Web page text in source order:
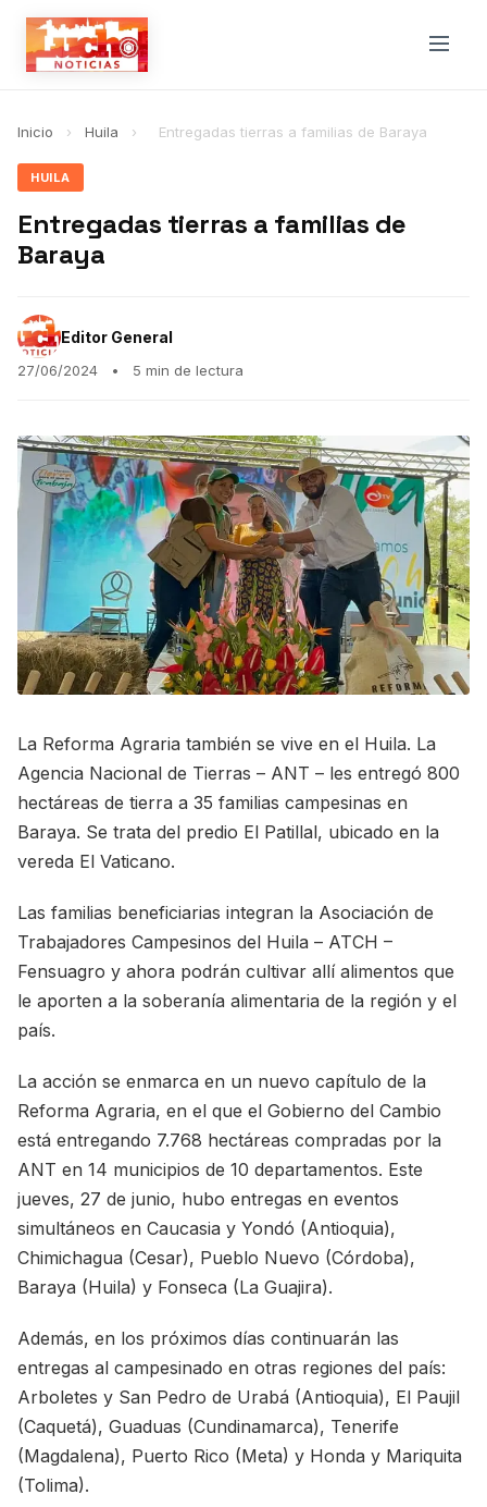
Inicio › Huila › Entregadas tierras a familias de Baraya
HUILA
Entregadas tierras a familias de
Baraya
Editor General
27/06/2024 • 5 min de lectura
La Reforma Agraria también se vive en el Huila. La
Agencia Nacional de Tierras – ANT – les entregó 800
hectáreas de tierra a 35 familias campesinas en
Baraya. Se trata del predio El Patillal, ubicado en la
vereda El Vaticano.
Las familias beneficiarias integran la Asociación de
Trabajadores Campesinos del Huila – ATCH –
Fensuagro y ahora podrán cultivar allí alimentos que
le aporten a la soberanía alimentaria de la región y el
país.
La acción se enmarca en un nuevo capítulo de la
Reforma Agraria, en el que el Gobierno del Cambio
está entregando 7.768 hectáreas compradas por la
ANT en 14 municipios de 10 departamentos. Este
jueves, 27 de junio, hubo entregas en eventos
simultáneos en Caucasia y Yondó (Antioquia),
Chimichagua (Cesar), Pueblo Nuevo (Córdoba),
Baraya (Huila) y Fonseca (La Guajira).
Además, en los próximos días continuarán las
entregas al campesinado en otras regiones del país:
Arboletes y San Pedro de Urabá (Antioquia), El Paujil
(Caquetá), Guaduas (Cundinamarca), Tenerife
(Magdalena), Puerto Rico (Meta) y Honda y Mariquita
(Tolima).